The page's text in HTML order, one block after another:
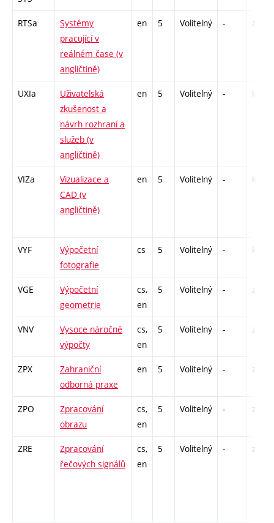
RTSa
Systémy
pracující v
reálném čase (v
angličtině)
en 5 Volitelný - zk
UXIa
Uživatelská
zkušenost a
návrh rozhraní a
služeb (v
angličtině)
en 5 Volitelný - kl
VIZa
Vizualizace a
CAD (v
angličtině)
en 5 Volitelný - kl
VYF
Výpočetní
fotografie
cs 5 Volitelný - kl
VGE
Výpočetní
geometrie
cs,
en
5 Volitelný - zk
VNV
Vysoce náročné
výpočty
cs,
en
5 Volitelný - zk
ZPX
Zahraniční
odborná praxe
en 5 Volitelný - zá
ZPO
Zpracování
obrazu
cs,
en
5 Volitelný - zk
ZRE
Zpracování
řečových signálů
cs,
en
5 Volitelný - zk